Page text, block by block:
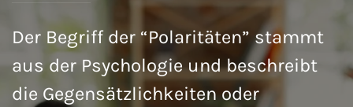
Der Begriff der “Polaritäten” stammt
aus der Psychologie und beschreibt
die Gegensätzlichkeiten oder